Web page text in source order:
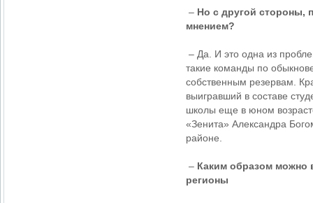
– Но с другой стороны,
мнением?
– Да. И это одна из
такие команды по
собственным резервам.
выигравший в составе
школы еще в юном
«Зенита» Александра
районе.
– Каким образом можно
регионы